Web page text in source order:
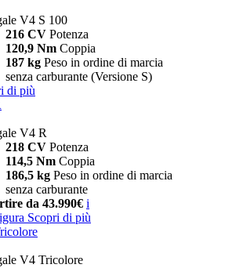
V4 S 100
216 CV Potenza
120,9 Nm Coppia
187 kg Peso in ordine di marcia
senza carburante (Versione S)
di più
V4 R
218 CV Potenza
114,5 Nm Coppia
186,5 kg Peso in ordine di marcia
senza carburante
da 43.990€ i
Scopri di più
V4 Tricolore